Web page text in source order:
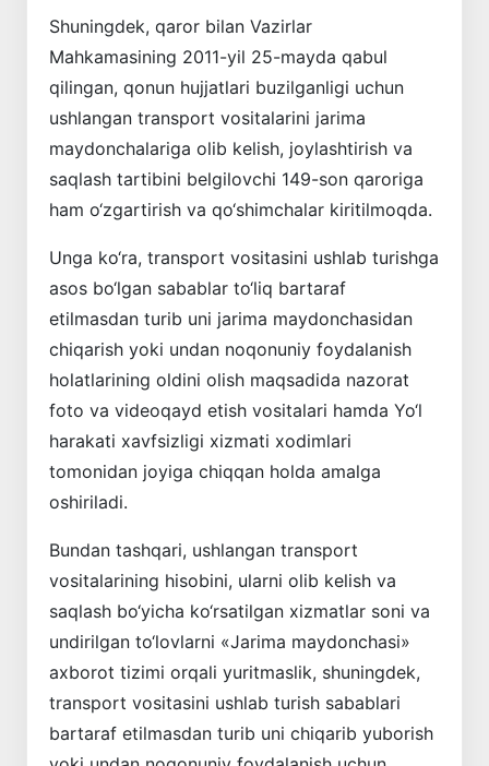
Shuningdek, qaror bilan Vazirlar
Mahkamasining 2011-yil 25-mayda qabul
qilingan, qonun hujjatlari buzilganligi uchun
ushlangan transport vositalarini jarima
maydonchalariga olib kelish, joylashtirish va
saqlash tartibini belgilovchi 149-son qaroriga
ham o‘zgartirish va qo‘shimchalar kiritilmoqda.
Unga ko‘ra, transport vositasini ushlab turishga
asos bo‘lgan sabablar to‘liq bartaraf
etilmasdan turib uni jarima maydonchasidan
chiqarish yoki undan noqonuniy foydalanish
holatlarining oldini olish maqsadida nazorat
foto va videoqayd etish vositalari hamda Yo‘l
harakati xavfsizligi xizmati xodimlari
tomonidan joyiga chiqqan holda amalga
oshiriladi.
Bundan tashqari, ushlangan transport
vositalarining hisobini, ularni olib kelish va
saqlash bo‘yicha ko‘rsatilgan xizmatlar soni va
undirilgan to‘lovlarni «Jarima maydonchasi»
axborot tizimi orqali yuritmaslik, shuningdek,
transport vositasini ushlab turish sabablari
bartaraf etilmasdan turib uni chiqarib yuborish